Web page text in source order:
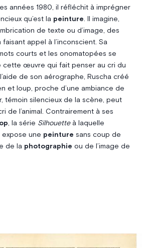
années 1980, il réfléchit à imprégner
qu’est la peinture . Il imagine,
de texte ou d’image, des
appel à l’inconscient. Sa
courts et les onomatopées se
cette œuvre qui fait penser au cri du
de son aérographe, Ruscha créé
et loup, proche d’une ambiance de
témoin silencieux de la scène, peut
de l’animal. Contrairement à ses
, la série Silhouetteà laquelle
une peinture sans coup de
de la photographie ou de l’image de